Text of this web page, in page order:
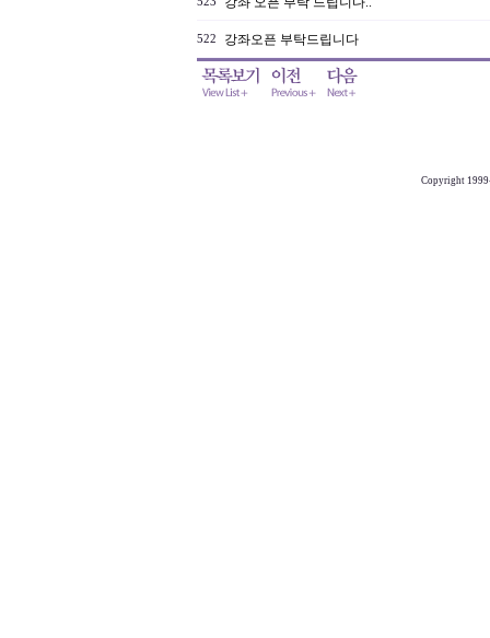
522 강좌오픈 부탁드립니다
Copyright